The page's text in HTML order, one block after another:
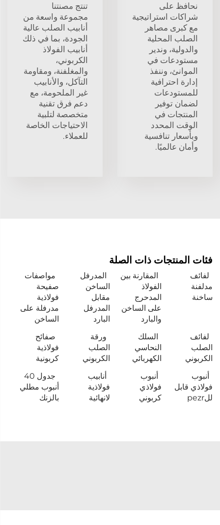
نحافظ على
شراكات استراتيجية
مع كبرى مصاهر
الصلب المحلية
والدولية، وندير
مستودعات في
الموانئ، وننفذ
إدارة احترافية
للمستودعات
لضمان توفير
المنتجات في
الوقت المحدد
وبأسعار تنافسية
وأمان عالميًا.
تنتج مصنتنا
مجموعة واسعة من
أنابيب الصلب عالية
الجودة، بما في ذلك
أنابيب الفولاذ
الكربوني،
والمغلفنة، ومقاومة
التآكل، والأنابيب
غير الملحومة، مع
دعم فرق تقنية
متخصصة لتلبية
الاحتياجات الخاصة
للعملاء.
فئات المنتجات ذات الصلة
لفائف
مدلفنة
ساخنة
المقارنة بين
الفولاذ
المدحرج
على الساخن
والبارد
المدرفل
الساخن
مقابل
المدرفل
البارد
مواصفات
صفيحة
فولاذية
مدرفلة على
الساخن
لفائف
الصلب
الكربوني
السلك
النحاسي
الكهربائي
ورقة
الصلب
الكربوني
صفائح
فولاذية
كربونية
أنبوب
فولاذي قابل
للpezr
أنبوب
فولاذي
كربوني
أنابيب
فولاذية
لانهائية
جدول 40
أنبوب مطلي
بالزنك